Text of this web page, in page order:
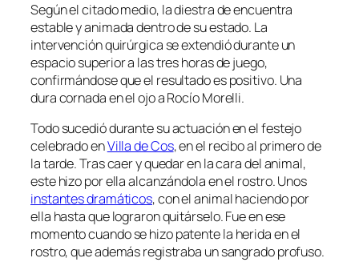
Según el citado medio, la diestra de encuentra
estable y animada dentro de su estado. La
intervención quirúrgica se extendió durante un
espacio superior a las tres horas de juego,
confirmándose que el resultado es positivo. Una
dura cornada en el ojo a Rocío Morelli.
Todo sucedió durante su actuación en el festejo
celebrado enVilla de Cos, en el recibo al primero de
la tarde. Tras caer y quedar en la cara del animal,
este hizo por ella alcanzándola en el rostro. Unos
instantes dramáticos, con el animal haciendo por
ella hasta que lograron quitárselo. Fue en ese
momento cuando se hizo patente la herida en el
rostro, que además registraba un sangrado profuso.